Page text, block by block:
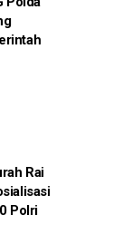
Rai
Polri